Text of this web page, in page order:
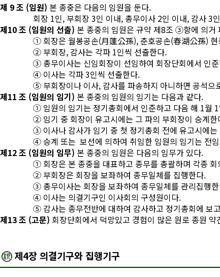
제 9 조 (임원) 본 종중은 다음의 임원을 둔다.
회장 1인, 부회장 3인 이내, 총무이사 2인 이내, 감사 3
제10 조 (임원의 선출) 본 종중의 임원은 규약 제8조 ③항에 의거
① 회장은 월봉공손(月蓬公孫), 춘호공손(春湖公孫)
② 부회장, 감사는 각파 1인씩 선출한다.
③ 총무이사는 신임회장이 선임하여 회장단회에서 인
④ 이사는 각파 3인씩 선출한다.
⑤ 부회장이나 이사, 감사를 파송하지 아니하면 공석으
제11 조 (임원의 임기) 본 종중의 임원의 임기는 다음과 같다.
① 임원의 임기는 정기총회에서 인준하고 다음 해 1월
② 임기 중 회장이 유고시에는 그 파의 부회장이 승계한
③ 이사나 감사가 임기 중 첫 정기총회 전에 유고시에
④ 승계 또는 보선에 의하여 취임한 임원의 임기는 전
제12 조 (임원의 임무) 본 종중의 임원은 다음의 임무가 있다.
① 회장은 본 종중을 대표하고 종무를 총괄하며 각종
② 부회장은 회장을 보좌하여 종무일체를 집행한다.
③ 총무이사는 회장을 보좌하여 종무일체를 관리집행
④ 이사는 의결기구인 이사회의 구성원이다.
⑤ 감사는 종무전반에 대하여 감사하고 정기총회에 보
제13 조 (고문) 회장단회에서 덕망있고 경험이 많은 원로 종원
제4장 의결기구와 집행기구